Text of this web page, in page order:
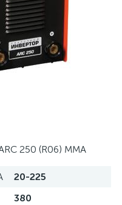
250 (R06) MMA
20-225
380